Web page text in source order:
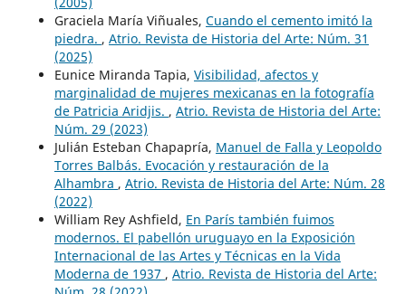
Graciela María Viñuales, Cuando el cemento imitó la
piedra. , Atrio. Revista de Historia del Arte: Núm. 31
(2025)
Eunice Miranda Tapia, Visibilidad, afectos y
marginalidad de mujeres mexicanas en la fotografía
de Patricia Aridjis. , Atrio. Revista de Historia del Arte:
Núm. 29 (2023)
Julián Esteban Chapapría, Manuel de Falla y Leopoldo
Torres Balbás. Evocación y restauración de la
Alhambra , Atrio. Revista de Historia del Arte: Núm. 28
(2022)
William Rey Ashfield, En París también fuimos
modernos. El pabellón uruguayo en la Exposición
Internacional de las Artes y Técnicas en la Vida
Moderna de 1937 , Atrio. Revista de Historia del Arte: